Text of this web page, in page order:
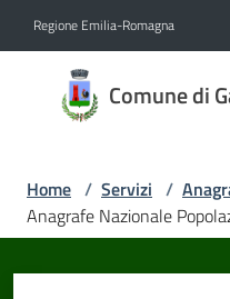
Regione Emilia-Romagna
Comune di
Comune
di
Amministrazione
Home / Servizi /
Anagrafe Nazionale